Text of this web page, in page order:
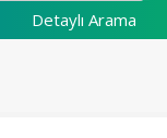
Detaylı Arama